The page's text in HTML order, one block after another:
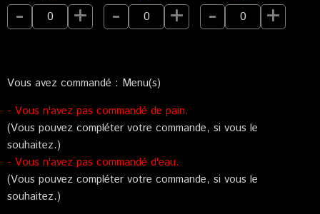
- + - + - +
Vous avez commandé : Menu(s)
- Vous n'avez pas commandé de pain.
(Vous pouvez compléter votre commande, si vous le
souhaitez.)
- Vous n'avez pas commandé d'eau.
(Vous pouvez compléter votre commande, si vous le
souhaitez.)